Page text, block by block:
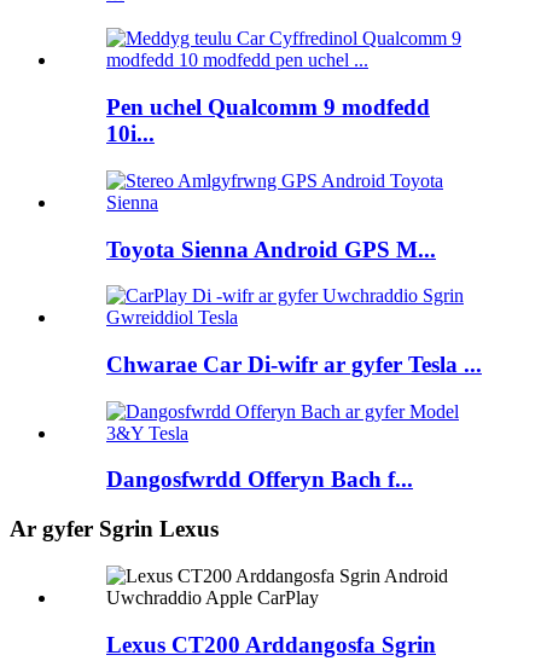
Pen uchel Qualcomm 9 modfedd
10i...
Toyota Sienna Android GPS M...
Chwarae Car Di-wifr ar gyfer Tesla ...
Dangosfwrdd Offeryn Bach f...
Ar gyfer Sgrin Lexus
Lexus CT200 Arddangosfa Sgrin